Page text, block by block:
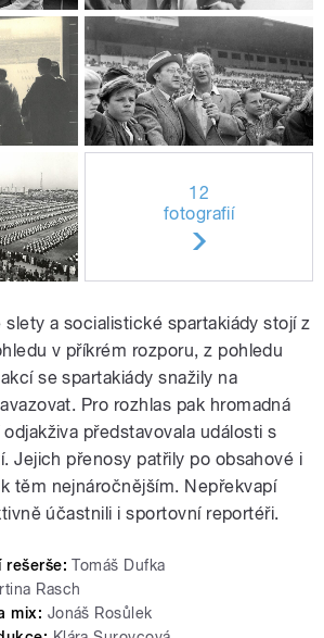
12
fotografií
a socialistické spartakiády stojí z
v příkrém rozporu, z pohledu
se spartakiády snažily na
Pro rozhlas pak hromadná
představovala události s
Jejich přenosy patřily po obsahové i
těm nejnáročnějším. Nepřekvapí
účastnili i sportovní reportéři.
rešerše: Tomáš Dufka
Rasch
mix: Jonáš Rosůlek